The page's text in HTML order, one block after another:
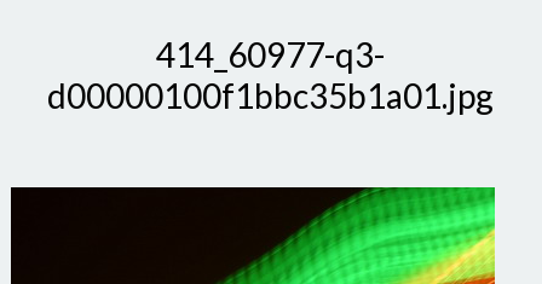
414_60977-q3-
d00000100f1bbc35b1a01.jpg